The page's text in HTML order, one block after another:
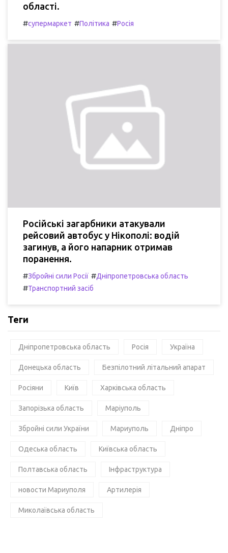
області.
#супермаркет #Політика #Росія
Російські загарбники атакували
рейсовий автобус у Нікополі: водій
загинув, а його напарник отримав
поранення.
#Збройні сили Росії #Дніпропетровська область
#Транспортний засіб
Теги
Дніпропетровська область Росія Україна
Донецька область Безпілотний літальний апарат
Росіяни Київ Харківська область
Запорізька область Маріуполь
Збройні сили України Мариуполь Дніпро
Одеська область Київська область
Полтавська область Інфраструктура
новости Мариуполя Артилерія
Миколаївська область